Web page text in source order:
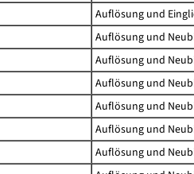
Auflösung und
Auflösung und
Auflösung und
Auflösung und
Auflösung und
Auflösung und
Auflösung und